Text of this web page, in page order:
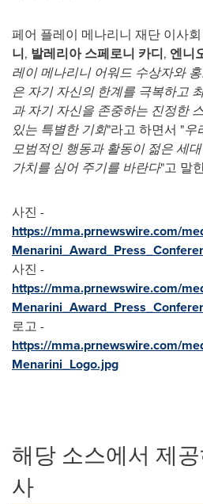
페어 플레이 메나리니 재단 이사
니, 발레리아 스페로니 카디, 엔니
레이 메나리니 어워드 수상자와
은 자기 자신의 한계를 극복하고
과 자기 자신을 존중하는 진정한
있는 특별한 기회"라고 하면서 "우
모범적인 행동과 활동이 젊은 세
가치를 심어 주기를 바란다"고 말
사진 -
https://mma.prnewswire.com/
사진 -
https://mma.prnewswire.com/
로고 -
https://mma.prnewswire.com/
Menarini_Logo.jpg
해당 소스에서 제
사